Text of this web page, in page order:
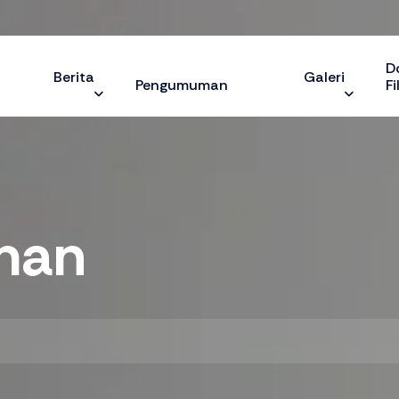
Berita Pengumuman Galeri